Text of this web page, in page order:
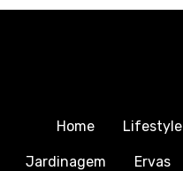
Home Lifestyle
Jardinagem Ervas